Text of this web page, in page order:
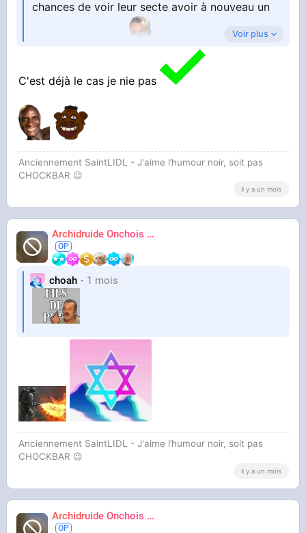
chances de voir leur secte avoir à nouveau un
Voir plus
C'est déjà le cas je nie pas
Anciennement SaintLIDL - J'aime l’humour noir, soit pas
CHOCKBAR 😉️
il y a un mois
Archidruide Onchois
🍀️🌩️🐻️
choah 1 mois
Anciennement SaintLIDL - J'aime l’humour noir, soit pas
CHOCKBAR 😉️
il y a un mois
Archidruide Onchois
🍀️🌩️🐻️